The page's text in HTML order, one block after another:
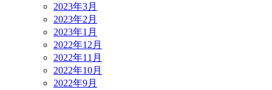
2023年3月
2023年2月
2023年1月
2022年12月
2022年11月
2022年10月
2022年9月